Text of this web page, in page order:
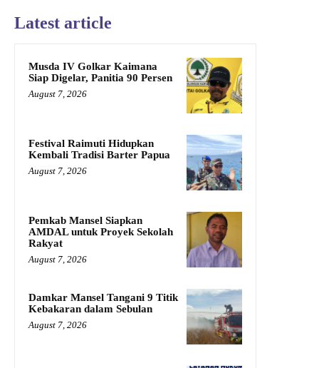
Latest article
Musda IV Golkar Kaimana
Siap Digelar, Panitia 90 Persen
August 7, 2026
Festival Raimuti Hidupkan
Kembali Tradisi Barter Papua
August 7, 2026
Pemkab Mansel Siapkan
AMDAL untuk Proyek Sekolah
Rakyat
August 7, 2026
Damkar Mansel Tangani 9 Titik
Kebakaran dalam Sebulan
August 7, 2026